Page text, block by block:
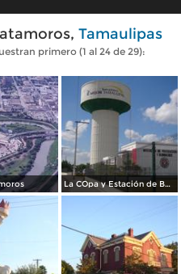
Tamaulipas
primero (1 al 24 de 29):
La COpa y Estación de Bomberos